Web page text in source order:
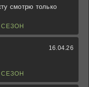
смотрю только
16.04.26